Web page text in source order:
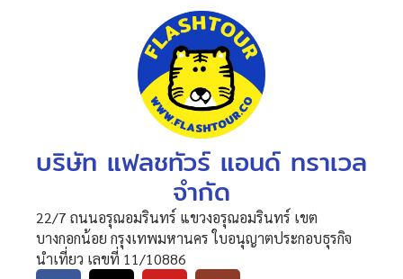
บริษัท แฟลชทัวร์ แอนด์ ทราเวล
จำกัด
22/7 ถนนอรุณอมรินทร์ แขวงอรุณอมรินทร์ เขต
บางกอกน้อย กรุงเทพมหานคร ใบอนุญาตประกอบธุรกิจ
นำเที่ยว เลขที่ 11/10886